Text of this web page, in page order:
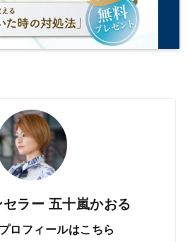
ラー 五十嵐かおる
ロフィールはこちら